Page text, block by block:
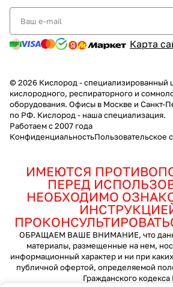
Карта
© 2026 Кислород - специализированный
кислородного, респираторного и
оборудования. Офисы в Москве и Санкт-
по РФ. Кислород - наша специализация.
Работаем с 2007 года
КонфиденциальностьПользовательское
ИМЕЮТСЯ
ПЕРЕД
НЕОБХОДИМО
ОБРАЩАЕМ ВАШЕ ВНИМАНИЕ, что
материалы, размещенные на нем,
информационный характер и ни при
публичной офертой, определяемой
Гражданского